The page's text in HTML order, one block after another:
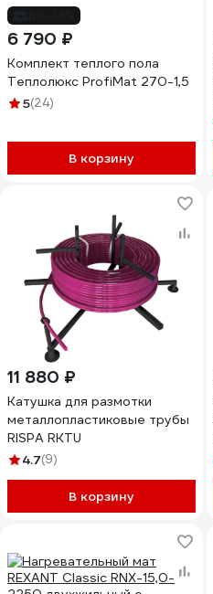
6 790 ₽
Комплект теплого пола
Теплолюкс ProfiMat 270-1,5
5(24)
В корзину
11 880 ₽
Катушка для размотки
металлопластиковые трубы
RISPA RKTU
4.7(9)
В корзину